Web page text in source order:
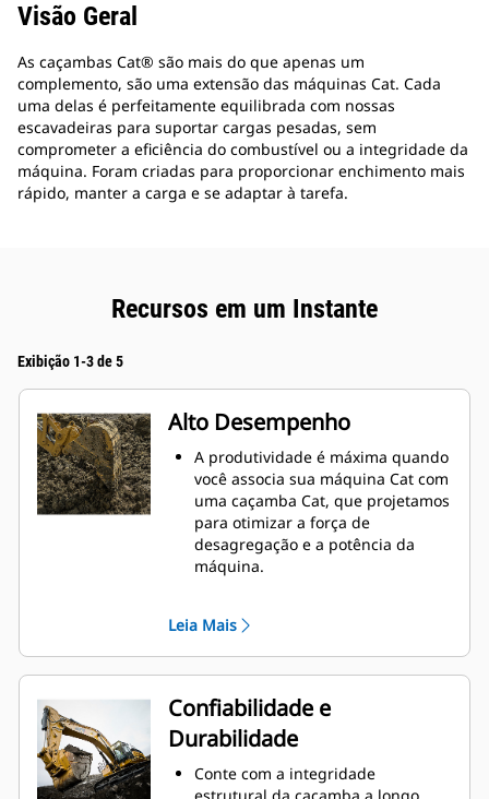
Visão Geral
As caçambas Cat® são mais do que apenas um
complemento, são uma extensão das máquinas Cat. Cada
uma delas é perfeitamente equilibrada com nossas
escavadeiras para suportar cargas pesadas, sem
comprometer a eficiência do combustível ou a integridade da
máquina. Foram criadas para proporcionar enchimento mais
rápido, manter a carga e se adaptar à tarefa.
Recursos em um Instante
Exibição 1-3 de 5
Alto Desempenho
A produtividade é máxima quando
você associa sua máquina Cat com
uma caçamba Cat, que projetamos
para otimizar a força de
desagregação e a potência da
máquina.
na caçamba. A folga maior do
braço de apoio garante que o
fundo da caçamba não seja
arrastado, reduzindo os custos de
manutenção.
O consumo de combustível atinge
o nível máximo durante a
escavação. As caçambas Cat foram
Leia Mais
Confiabilidade e
Durabilidade
Conte com a integridade